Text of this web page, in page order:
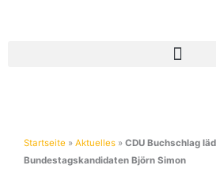
Startseite » Aktuelles » CDU Buchschlag
Bundestagskandidaten Björn Simon